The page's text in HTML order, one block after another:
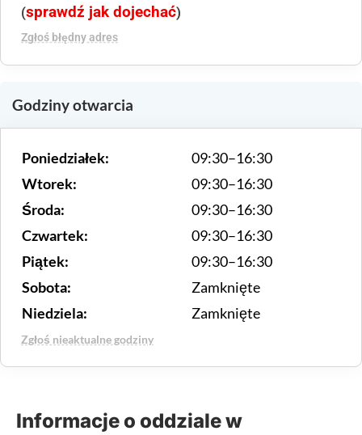
(sprawdź jak dojechać)
Zgłoś błędny adres
Godziny otwarcia
Poniedziałek:
09:30–16:30
Wtorek:
09:30–16:30
Środa:
09:30–16:30
Czwartek:
09:30–16:30
Piątek:
09:30–16:30
Sobota:
Zamknięte
Niedziela:
Zamknięte
Zgłoś nieaktualne godziny
Informacje o oddziale w